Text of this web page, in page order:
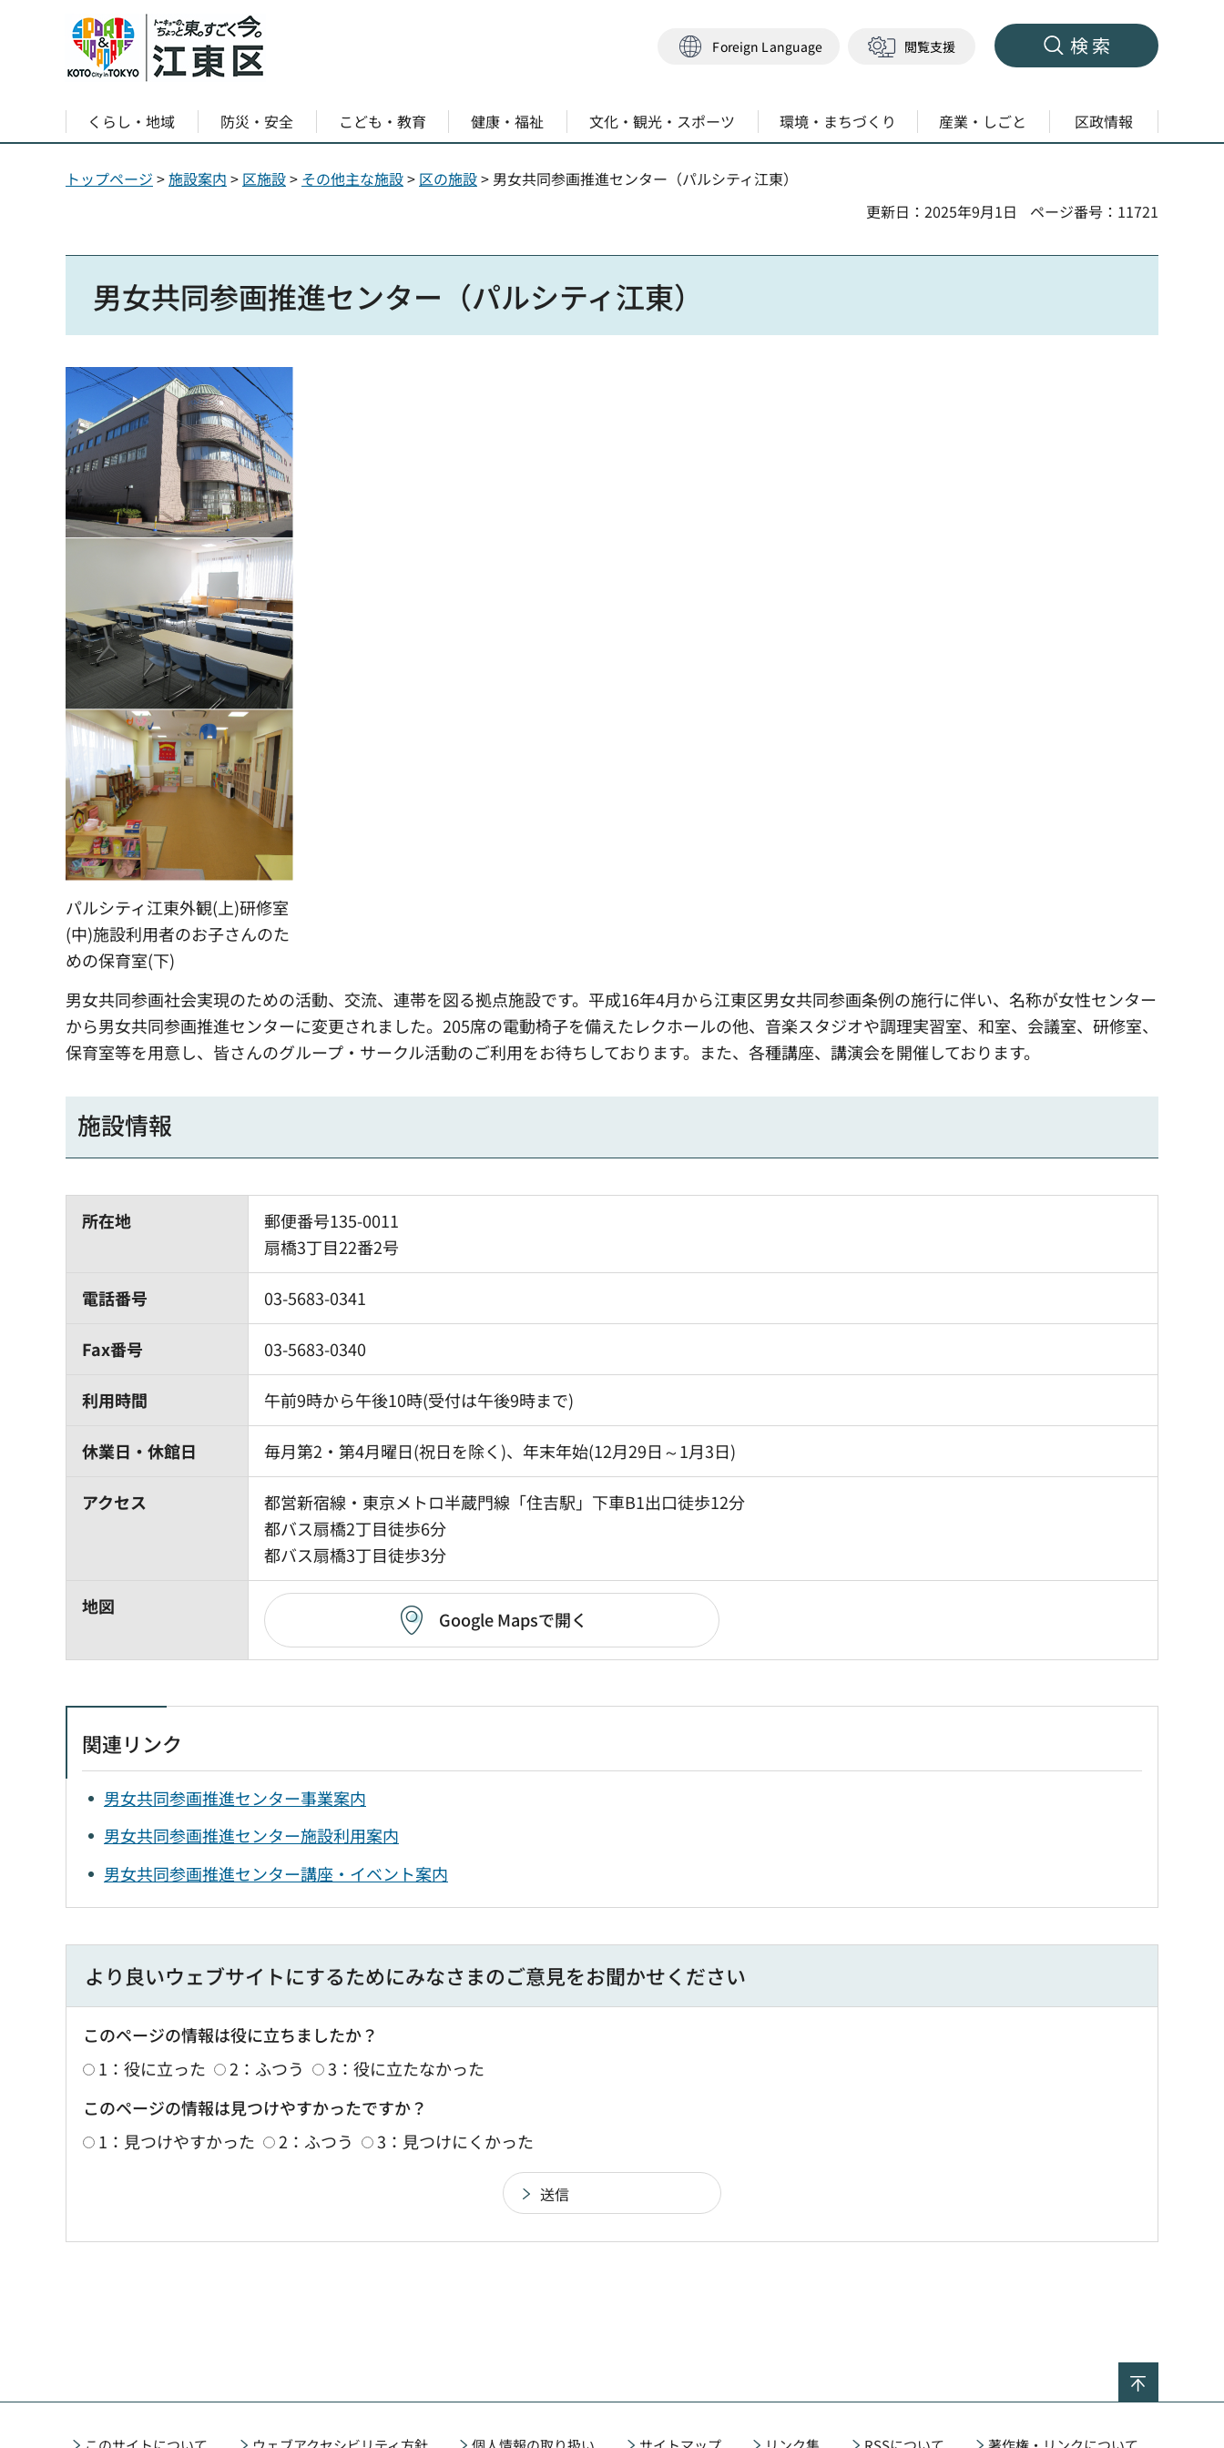
Foreign Language 閲覧支援 検索
くらし・地域 防災・安全 こども・教育 健康・福祉 文化・観光・スポーツ 環境・まちづくり 産業・しごと 区政情報
トップページ >施設案内 > 区施設> その他主な施設> 区の施設> 男女共同参画推進センター（パルシティ江東）
更新日：2025年9月1日
ページ番号：11721
男女共同参画推進センター（パルシティ江東）
パルシティ江東外観(上)研修室
(中)施設利用者のお子さんのた
めの保育室(下)
男女共同参画社会実現のための活動、交流、連帯を図る拠点施設です。平成16年4月から江東区男女共同参画条例の施行に伴い、名称が女性センター
から男女共同参画推進センターに変更されました。205席の電動椅子を備えたレクホールの他、音楽スタジオや調理実習室、和室、会議室、研修室、
保育室等を用意し、皆さんのグループ・サークル活動のご利用をお待ちしております。また、各種講座、講演会を開催しております。
施設情報
所在地
郵便番号135-0011
扇橋3丁目22番2号
電話番号 03-5683-0341
Fax番号 03-5683-0340
利用時間 午前9時から午後10時(受付は午後9時まで)
休業日・休館日 毎月第2・第4月曜日(祝日を除く)、年末年始(12月29日～1月3日)
アクセス
都営新宿線・東京メトロ半蔵門線「住吉駅」下車B1出口徒歩12分
都バス扇橋2丁目徒歩6分
都バス扇橋3丁目徒歩3分
地図
Google Mapsで開く
関連リンク
男女共同参画推進センター事業案内
男女共同参画推進センター施設利用案内
男女共同参画推進センター講座・イベント案内
より良いウェブサイトにするためにみなさまのご意見をお聞かせください
このページの情報は役に立ちましたか？
1：役に立った
2：ふつう
3：役に立たなかった
このページの情報は見つけやすかったですか？
1：見つけやすかった
2：ふつう 3：見つけにくかった